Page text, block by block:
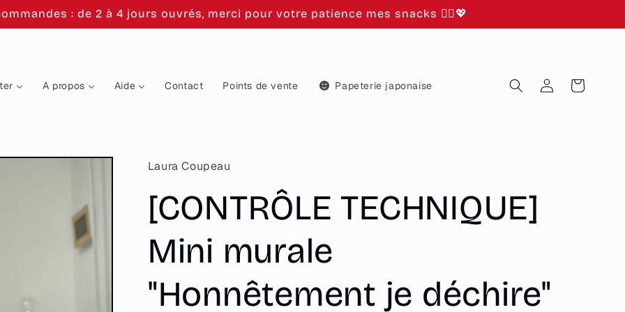
: de 2 à 4 jours ouvrés, merci pour votre patience mes snacks 🙂‍↕️💖
A propos Aide Contact Points de vente Papeterie japonaise ConnexionPanier
Laura Coupeau
[CONTRÔLE TECHNIQUE]
Mini murale
"Honnêtement je déchire"